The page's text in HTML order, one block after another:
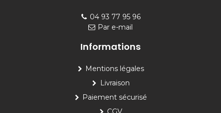
04 93 77 95 96
Par e-mail
Informations
Mentions légales
Livraison
Paiement sécurisé